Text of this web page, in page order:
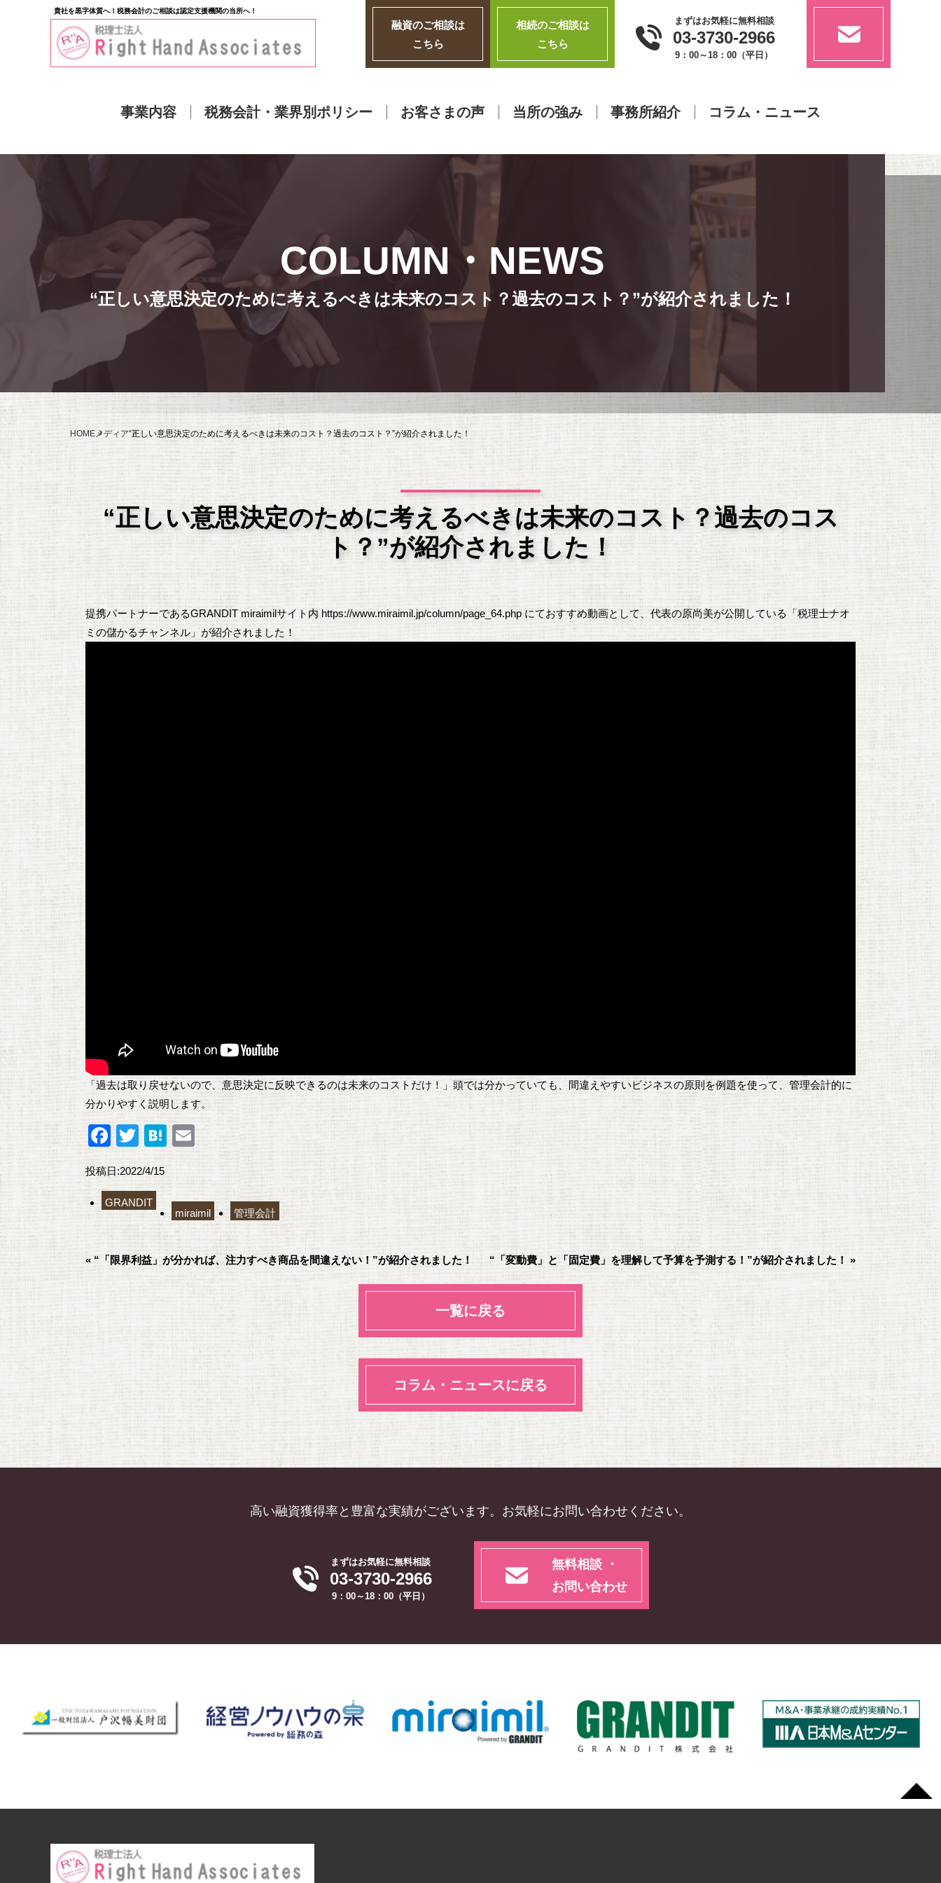
貴社を黒字体質へ！税務会計のご相談は認定支援機関の当所へ！
“正しい意思決定のために考えるべきは未来のコスト？過去のコスト？”が紹介されました！
HOMEメディア“正しい意思決定のために考えるべきは未来のコスト？過去のコスト？”が紹介されました！
事業内容 税務会計・業界別ポリシー お客さまの声 当所の強み 事務所紹介 コラム・ニュース
融資のご相談は
こちら
相続のご相談は
こちら
まずはお気軽に無料相談
03-3730-2966
9：00～18：00（平日）
“正しい意思決定のために考えるべきは未来のコスト？過去のコス
ト？”が紹介されました！
提携パートナーであるGRANDIT miraimilサイト内 https://www.miraimil.jp/column/page_64.phpにておすすめ動画として、代表の原尚美が公開している「税理士ナオ
ミの儲かるチャンネル」が紹介されました！
「過去は取り戻せないので、意思決定に反映できるのは未来のコストだけ！」頭では分かっていても、間違えやすいビジネスの原則を例題を使って、管理会計的に
分かりやすく説明します。
F
c
e
o
o
T
wi
tt
er
H
at
n
a
E
ail
投稿日:2022/4/15
GRANDIT
miraimil
管理会計
« “「限界利益」が分かれば、注力すべき商品を間違えない！”が紹介されました！ “「変動費」と「固定費」を理解して予算を予測する！”が紹介されました！ »
一覧に戻る
コラム・ニュースに戻る
高い融資獲得率と豊富な実績がございます。お気軽にお問い合わせください。
まずはお気軽に無料相談
03-3730-2966
9：00～18：00（平日）
無料相談 ・
お問い合わせ